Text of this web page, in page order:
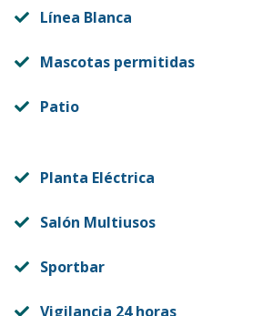
Línea Blanca
Mascotas permitidas
Patio
Planta Eléctrica
Salón Multiusos
Sportbar
Vigilancia 24 horas